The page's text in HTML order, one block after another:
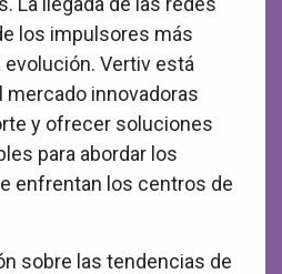
los impulsores más
Vertiv está
mercado innovadoras
y ofrecer soluciones
para abordar los
enfrentan los centros de
sobre las tendencias de